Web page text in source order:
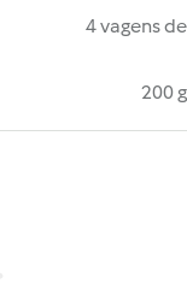
4 vagens de
200 g